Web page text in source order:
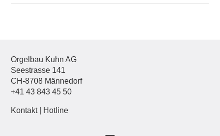
Orgelbau Kuhn AG
Seestrasse 141
CH-8708 Männedorf
+41 43 843 45 50
Kontakt| Hotline